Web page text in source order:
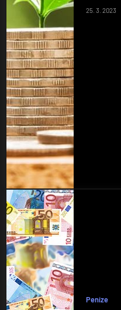
25. 3. 2023
Peníze